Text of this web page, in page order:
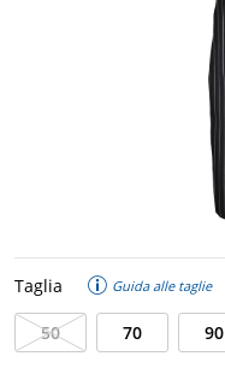
Taglia Guida alle taglie
50 70 90